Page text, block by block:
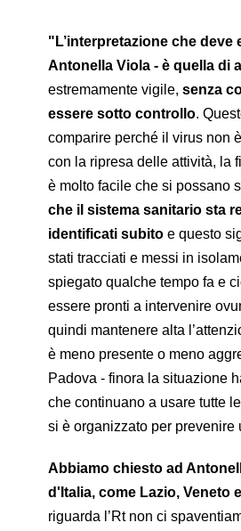
"L’interpretazione che
Antonella Viola - è quella di
estremamente vigile, senza
essere sotto controllo.
comparire perché il virus non
con la ripresa delle attività, la
è molto facile che si possano
che il sistema sanitario sta
identificati subito e questo
stati tracciati e messi in
spiegato qualche tempo fa e
essere pronti a intervenire
quindi mantenere alta
è meno presente o meno
Padova - finora la situazione
che continuano a usare tutte
si è organizzato per prevenire
Abbiamo chiesto ad
d'Italia, come Lazio, Veneto
riguarda l’Rt non ci